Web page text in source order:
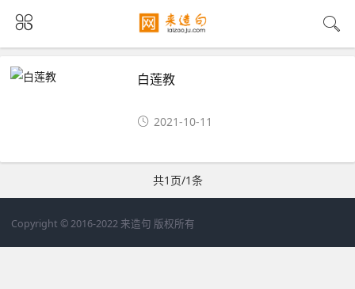
白莲教
2021-10-11
共1页/1条
Copyright © 2016-2022 来造句 版权所有